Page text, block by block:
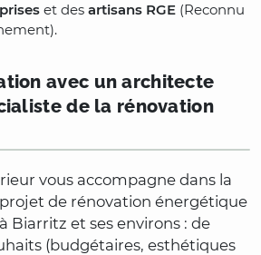
et des artisans RGE (Reconnu
avec un architecte
de la rénovation
vous accompagne dans la
de rénovation énergétique
Biarritz et ses environs : de
(budgétaires, esthétiques